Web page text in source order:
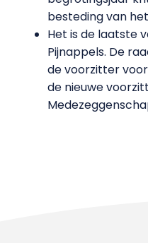
besteding van
Het is de laatste
Pijnappels. De
de voorzitter voor
de nieuwe